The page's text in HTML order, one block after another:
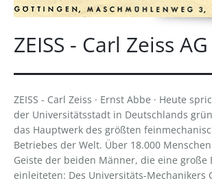
ZEISS - Carl Zeiss AG
ZEISS - Carl Zeiss · Ernst Abbe · Heute
der Universitätsstadt in Deutschlands
das Hauptwerk des größten
Betriebes der Welt. Über 18.000
Geiste der beiden Männer, die eine große
einleiteten: Des Universitäts-Mechanikers